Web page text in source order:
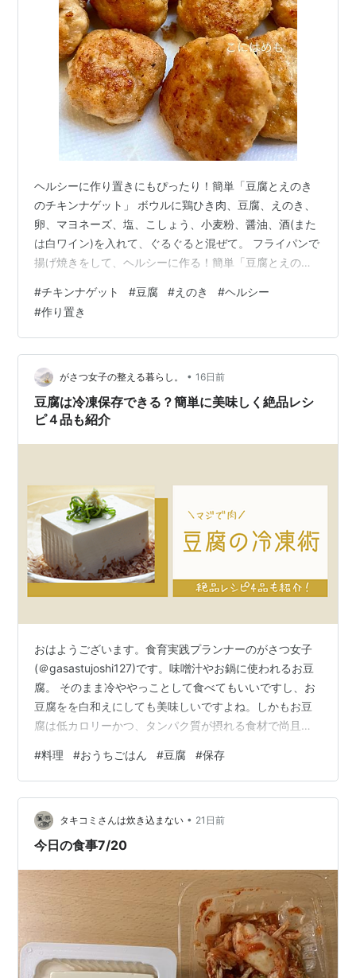
ヘルシーに作り置きにもぴったり！簡単「豆腐とえのき
のチキンナゲット」 ボウルに鶏ひき肉、豆腐、えのき、
卵、マヨネーズ、塩、こしょう、小麦粉、醤油、酒(また
は白ワイン)を入れて、ぐるぐると混ぜて。 フライパンで
揚げ焼きをして、ヘルシーに作る！簡単「豆腐とえのき
簡単「豆腐とえのきのチキンナゲット」 忙しい時の救世
主「作り置き」。 冷凍保存しておくと、取り出して温め
て。 トマトやきのことさっと炒め合わせたり、サラダと
一緒にいただいたりとアレンジが効きやすい「チキンナ
ゲット」 よく作り置きにして、冷凍保存しておく一品◎
以前にも「パセリ&チーズ入りチ…
#チキンナゲット #豆腐 #えのき #ヘルシー
#作り置き
がさつ女子の整える暮らし。 • 16日前
豆腐は冷凍保存できる？簡単に美味しく絶品レシ
ピ４品も紹介
おはようございます。食育実践プランナーのがさつ女子
(＠gasastujoshi127)です。味噌汁やお鍋に使われるお豆
腐。 そのまま冷ややっことして食べてもいいですし、お
豆腐をを白和えにしても美味しいですよね。しかもお豆
腐は低カロリーかつ、タンパク質が摂れる食材で尚且つ
う。より豆腐のおいしさを引き出すには冷凍保存がおす
すめです。 私も豆腐を冷凍してから、豆腐のレシピが増
えなおかつお肉を買う頻度も減り節約になりました。ず
ぼらな私でも超簡単に豆腐が冷凍できるので、何度も挑
戦しています。 本記事では豆腐の冷凍保存方法をご紹介
#料理 #おうちごはん #豆腐 #保存
タキコミさんは炊き込まない • 21日前
今日の食事7/20